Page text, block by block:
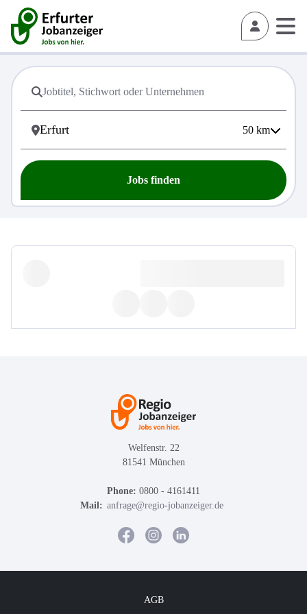
50 km
Jobs finden
Welfenstr. 22
81541 München
Phone: 0800 - 4161411
Mail: anfrage@regio-jobanzeiger.de
AGB